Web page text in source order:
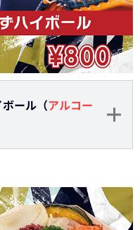
ール（アルコー